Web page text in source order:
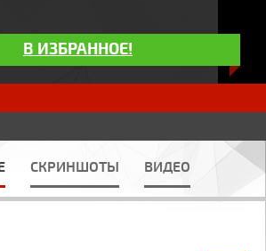
В ИЗБРАННОЕ!
СКРИНШОТЫ ВИДЕО